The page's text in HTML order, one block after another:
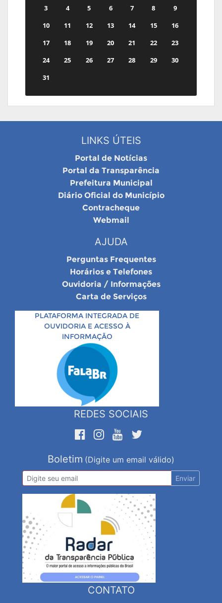
3
4 5 6 7 8
9
10
11 12 13 14 15
16
17
18 19 20 21 22
23
24
25 26 27 28 29
30
31
LINKS ÚTEIS
Portal de Notícias
Portal da Transparência
Prefeitura Municipal
Diário Oficial do Município
Contracheque
Webmail
AJUDA
Perguntas Frequentes
Horários e Telefones
Ouvidoria / Informações
Carta de Serviços
PLATAFORMA INTEGRADA DE
OUVIDORIA E ACESSO À
INFORMAÇÃO
REDES SOCIAIS
Boletim (Digite um email válido)
Enviar
CONTATO